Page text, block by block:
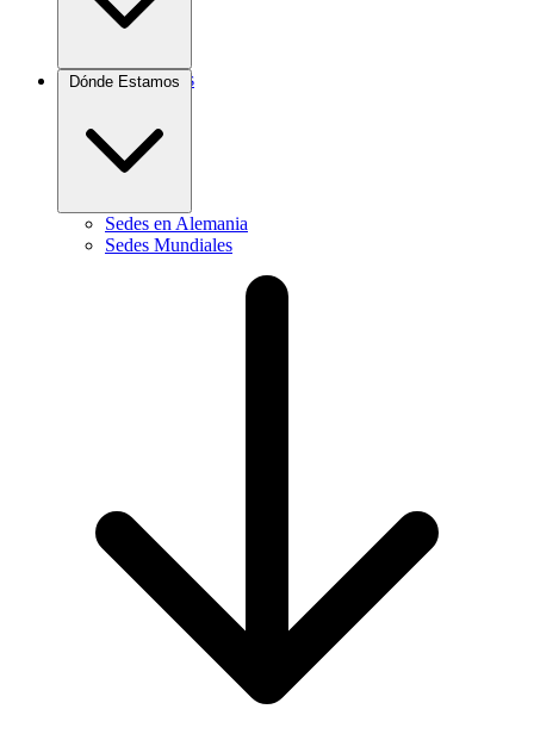
Donaciones
Dónde Estamos
Sedes en Alemania
Sedes Mundiales